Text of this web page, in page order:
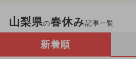
山梨県の春休み記事一覧
新着順